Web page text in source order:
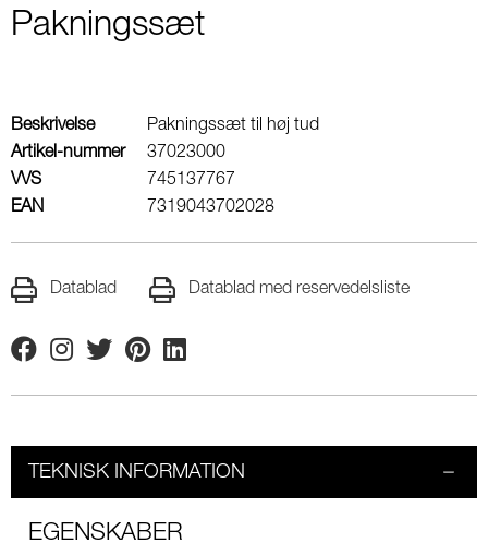
Pakningssæt
Beskrivelse
Pakningssæt til høj tud
Artikel-nummer
37023000
VVS
745137767
EAN
7319043702028
Datablad Datablad med reservedelsliste
FacebookInstagram
TwitterPinterestLinkedin
TEKNISK INFORMATION
EGENSKABER